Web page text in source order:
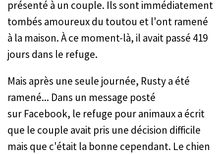
présenté à un couple. Ils sont immédiatement
tombés amoureux du toutou et l'ont ramené
à la maison. À ce moment-là, il avait passé 419
jours dans le refuge.
Mais après une seule journée, Rusty a été
ramené... Dans un message posté
sur Facebook, le refuge pour animaux a écrit
que le couple avait pris une décision difficile
mais que c'était la bonne cependant. Le chien